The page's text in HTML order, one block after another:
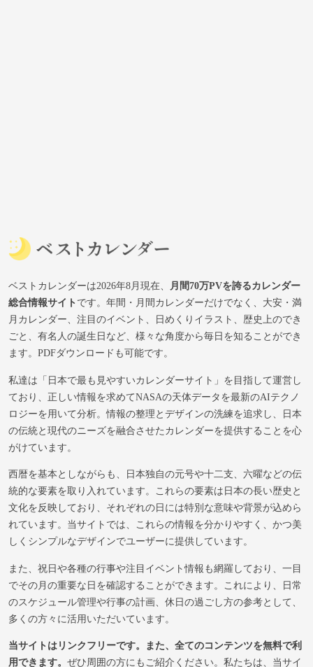
ベストカレンダーは2026年8月現在、
月間70万PVを誇るカレンダー
総合情報サイトです。年間・月間カレンダーだけでなく、大安・満
月カレンダー、注目のイベント、日めくりイラスト、歴史上のでき
ごと、有名人の誕生日など、様々な角度から毎日を知ることができ
ます。PDFダウンロードも可能です。
私達は「日本で最も見やすいカレンダーサイト」を目指して運営し
ており、正しい情報を求めてNASAの天体データを最新のAIテクノ
ロジーを用いて分析。情報の整理とデザインの洗練を追求し、日本
の伝統と現代のニーズを融合させたカレンダーを提供することを心
がけています。
西暦を基本としながらも、日本独自の元号や十二支、六曜などの伝
統的な要素を取り入れています。これらの要素は日本の長い歴史と
文化を反映しており、それぞれの日には特別な意味や背景が込めら
れています。当サイトでは、これらの情報を分かりやすく、かつ美
しくシンプルなデザインでユーザーに提供しています。
また、祝日や各種の行事や注目イベント情報も網羅しており、一目
でその月の重要な日を確認することができます。これにより、日常
のスケジュール管理や行事の計画、休日の過ごし方の参考として、
多くの方々に活用いただいています。
当サイトはリンクフリーです。また、全てのコンテンツを無料で利
用できます。 ぜひ周囲の方にもご紹介ください。私たちは、当サイ